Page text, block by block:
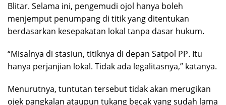
Blitar. Selama ini, pengemudi ojol hanya boleh
menjemput penumpang di titik yang ditentukan
berdasarkan kesepakatan lokal tanpa dasar hukum.
“Misalnya di stasiun, titiknya di depan Satpol PP. Itu
hanya perjanjian lokal. Tidak ada legalitasnya,” katanya.
Menurutnya, tuntutan tersebut tidak akan merugikan
ojek pangkalan ataupun tukang becak yang sudah lama